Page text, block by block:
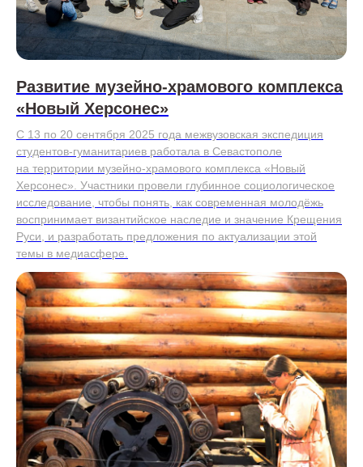
Развитие музейно-храмового комплекса
«Новый Херсонес»
С 13 по 20 сентября 2025 года межвузовская экспедиция
студентов-гуманитариев работала в Севастополе
на территории музейно-храмового комплекса «Новый
Херсонес». Участники провели глубинное социологическое
исследование, чтобы понять, как современная молодёжь
воспринимает византийское наследие и значение Крещения
Руси, и разработать предложения по актуализации этой
темы в медиасфере.